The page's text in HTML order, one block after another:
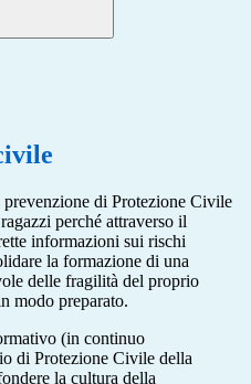
di Protezione Civile
perché attraverso il
informazioni sui rischi
la formazione di una
delle fragilità del proprio
modo preparato.
(in continuo
di Protezione Civile della
la cultura della